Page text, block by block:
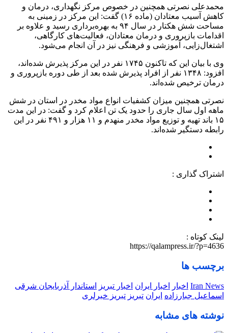
محمدعلی نصرتی همچنین در خصوص مرکز نگهداری، درمان و
کاهش آسیب معتادان (ماده ۱۶) گفت: این مرکز در زمینی به
مساحت شش هکتار در سال ۹۴ به بهره‌برداری رسید و علاوه بر
اقدامات بازپروری و درمان معتادان، فعالیت‌های کارگاهی،
اشتغال‌زایی، آموزشی و فرهنگی نیز در آن انجام می‌شود.
وی با بیان این که تاکنون ۱۷۴۵ نفر در این مرکز پذیرش شده‌اند،
افزود: ۱۳۴۸ نفر از افراد پذیرش شده بعد از طی دوره بازپروری و
درمان ترخیص شده‌اند.
نصرتی همچنین میزان کشفیات انواع مواد مخدر در استان در شش
ماهه اول سال جاری را حدود یک تن اعلام کرد و گفت: در این مدت
۱۵ باند تهیه و توزیع مواد مخدر منهدم و ۱۱ هزار و ۴۹۱ نفر در این
رابطه دستگیر شده‌اند.
اشتراک گذاری :
لینک کوتاه :
https://qalampress.ir/?p=4636
برچسب ها
Iran News اخبار اخبار ایران اخبار تبریز
استاندار آذربایجان شرقی
اسماعیل جبارزاده ایران تبریز تبریز خبرلری
نوشته های مشابه